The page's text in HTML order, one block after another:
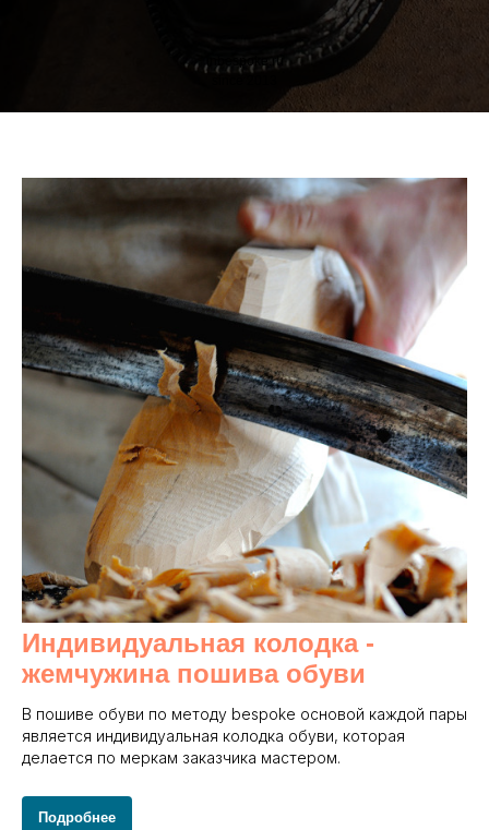
inbespoke.ru
Индивидуальная колодка -
жемчужина пошива обуви
В пошиве обуви по методу bespoke основой каждой пары
является индивидуальная колодка обуви, которая
делается по меркам заказчика мастером.
Подробнее